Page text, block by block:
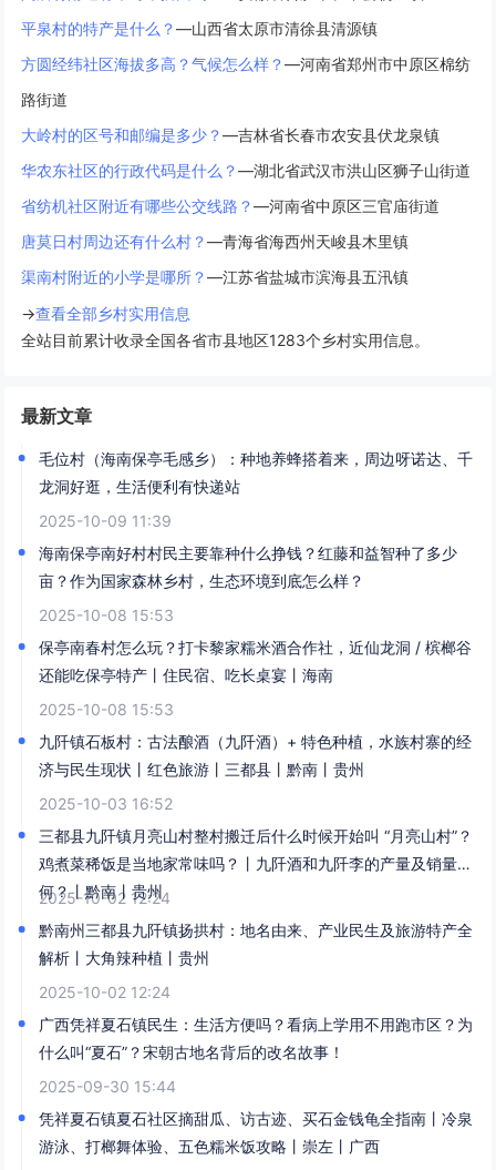
平泉村的特产是什么？—山西省太原市清徐县清源镇
方圆经纬社区海拔多高？气候怎么样？—河南省郑州市中原区棉纺
路街道
大岭村的区号和邮编是多少？—吉林省长春市农安县伏龙泉镇
华农东社区的行政代码是什么？—湖北省武汉市洪山区狮子山街道
省纺机社区附近有哪些公交线路？—河南省中原区三官庙街道
唐莫日村周边还有什么村？—青海省海西州天峻县木里镇
渠南村附近的小学是哪所？—江苏省盐城市滨海县五汛镇
→查看全部乡村实用信息
全站目前累计收录全国各省市县地区1283个乡村实用信息。
最新文章
毛位村（海南保亭毛感乡）：种地养蜂搭着来，周边呀诺达、千
龙洞好逛，生活便利有快递站
2025-10-09 11:39
海南保亭南好村村民主要靠种什么挣钱？红藤和益智种了多少
亩？作为国家森林乡村，生态环境到底怎么样？
2025-10-08 15:53
保亭南春村怎么玩？打卡黎家糯米酒合作社，近仙龙洞 / 槟榔谷
还能吃保亭特产丨住民宿、吃长桌宴丨海南
2025-10-08 15:53
九阡镇石板村：古法酿酒（九阡酒）+ 特色种植，水族村寨的经
济与民生现状丨红色旅游丨三都县丨黔南丨贵州
2025-10-03 16:52
三都县九阡镇月亮山村整村搬迁后什么时候开始叫 “月亮山村”？
鸡煮菜稀饭是当地家常味吗？丨九阡酒和九阡李的产量及销量如
何？丨黔南丨贵州
2025-10-02 12:24
黔南州三都县九阡镇扬拱村：地名由来、产业民生及旅游特产全
解析丨大角辣种植丨贵州
2025-10-02 12:24
广西凭祥夏石镇民生：生活方便吗？看病上学用不用跑市区？为
什么叫“夏石”？宋朝古地名背后的改名故事！​
2025-09-30 15:44
凭祥夏石镇夏石社区摘甜瓜、访古迹、买石金钱龟全指南丨冷泉
游泳、打榔舞体验、五色糯米饭攻略丨崇左丨广西